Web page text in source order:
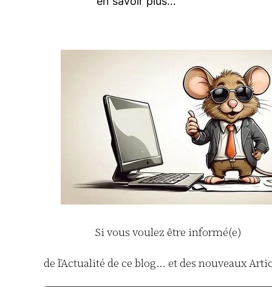
Si vous voulez être informé(e)
de l’Actualité de ce blog… et des nouveaux